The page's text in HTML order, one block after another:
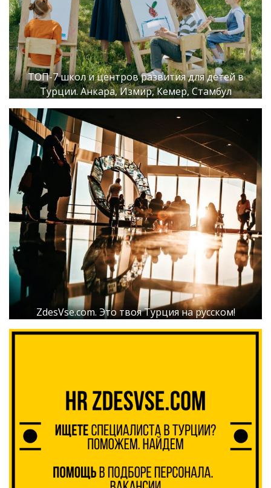
ТОП-7 школ и центров развития для детей в
Турции. Анкара, Измир, Кемер, Стамбул
ZdesVse.com. Это твоя Турция на русском!